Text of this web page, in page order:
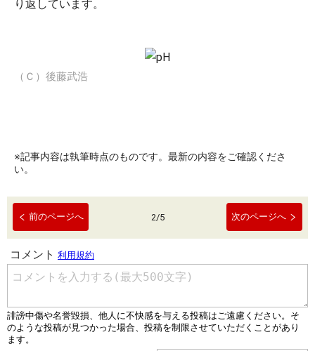
り返しています。
（Ｃ）後藤武浩
※記事内容は執筆時点のものです。最新の内容をご確認くださ
い。
前のページへ 2/5 次のページへ